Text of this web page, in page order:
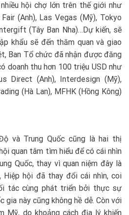
hội chợ lớn trên thế giới như
(Anh), Las Vegas (Mỹ), Tokyo
(Tây Ban Nha)…Dự kiến, sẽ
khẩu sẽ đến thăm quan và giao
Ban Tổ chức đã nhận được đăng
doanh thu hơn 100 triệu USD như
Direct (Anh), Interdesign (Mỹ),
(Hà Lan), MFHK (Hồng Kông)
và Trung Quốc cũng là hai thị
quan tâm tìm hiểu để có cái nhìn
Quốc, thay vì quan niệm đây là
hội đã thay đổi cái nhìn, coi
tác cùng phát triển bởi thực sự
gia này cũng không hề dễ. Còn với
Mỹ, do khoảng cách địa lý khiến